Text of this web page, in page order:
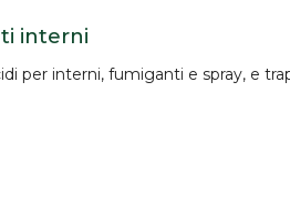
interni
per interni, fumiganti e spray, e